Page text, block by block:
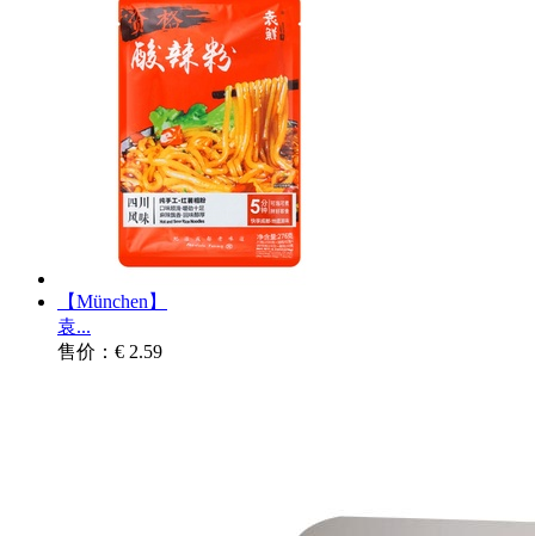
【München】
袁...
售价：€ 2.59